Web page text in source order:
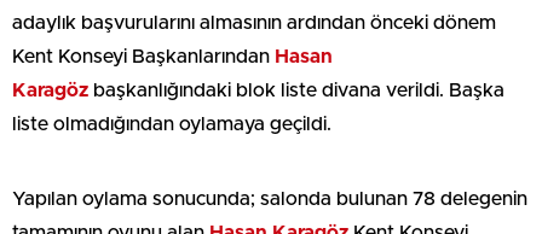
adaylık başvurularını almasının ardından önceki dönem
Kent Konseyi Başkanlarından Hasan
Karagöz başkanlığındaki blok liste divana verildi. Başka
liste olmadığından oylamaya geçildi.
Yapılan oylama sonucunda; salonda bulunan 78 delegenin